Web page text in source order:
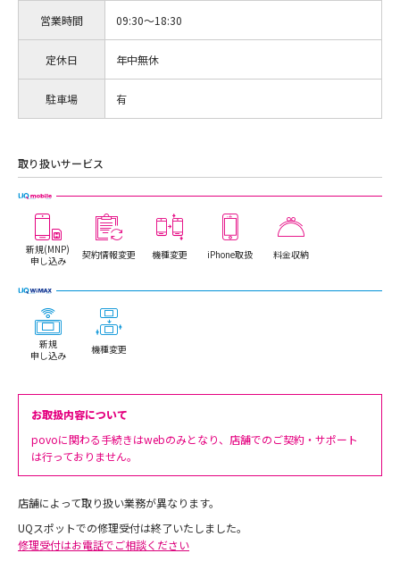
営業時間 09:30～18:30
定休日 年中無休
駐車場 有
取り扱いサービス
新規(MNP)
申し込み
契約情報変更 機種変更 iPhone取扱 料金収納
新規
申し込み
機種変更
お取扱内容について
povoに関わる手続きはwebのみとなり、店舗でのご契約・サポート
は行っておりません。
店舗によって取り扱い業務が異なります。
UQスポットでの修理受付は終了いたしました。
修理受付はお電話でご相談ください